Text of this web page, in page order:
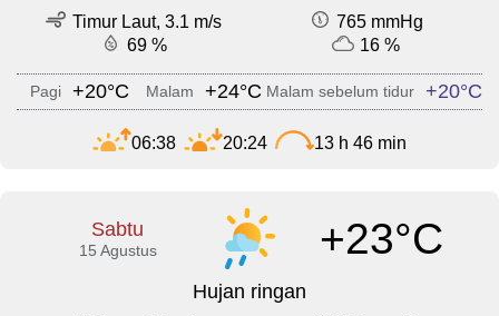
Timur Laut, 3.1 m/s
765 mmHg
69 %
16 %
Pagi +20°C Malam +24°C Malam sebelum tidur +20°C
06:38 20:24 13 h 46 min
Sabtu
15 Agustus +23°C
Hujan ringan